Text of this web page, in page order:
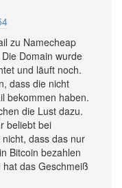
zu Namecheap
Domain wurde
und läuft noch.
dass die nicht
bekommen haben.
die Lust dazu.
beliebt bei
dass das nur
Bitcoin bezahlen
das Geschmeiß